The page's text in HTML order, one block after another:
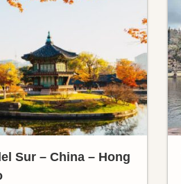
Sur – China – Hong